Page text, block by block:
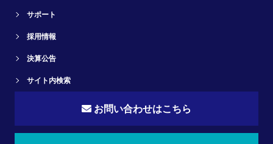
サポート
採用情報
決算公告
サイト内検索
お問い合わせはこちら